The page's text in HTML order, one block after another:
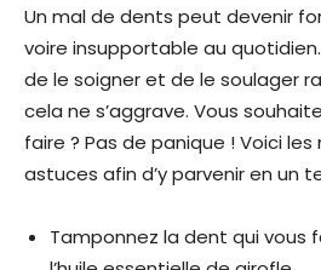
Un mal de dents peut devenir
voire insupportable au
de le soigner et de le soulager
cela ne s’aggrave. Vous
faire ? Pas de panique ! Voici
astuces afin d’y parvenir en un
Tamponnez la dent qui vous